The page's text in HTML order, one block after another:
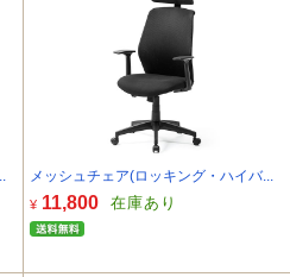
メッシュチェア(ロッキング・ハイバ...
¥ 11,800 在庫あり